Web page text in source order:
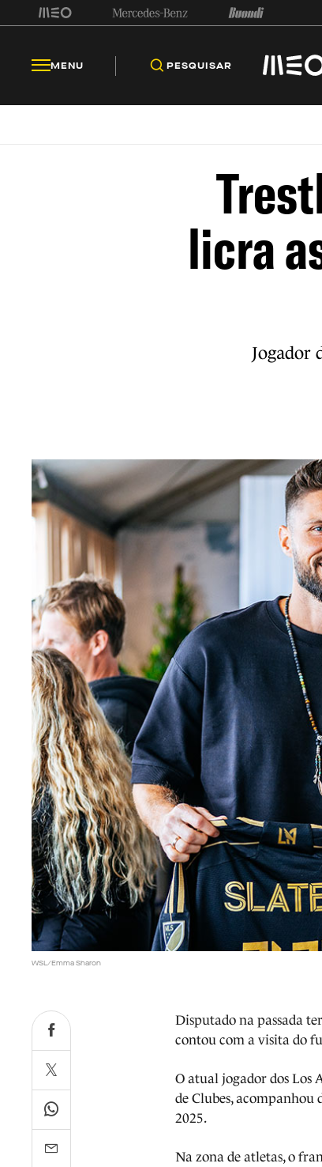
MENU PESQUISAR
licra
Jogador
WSL/Emma Sharon
Disputado na passada
contou com a visita do
O atual jogador dos Los
de Clubes, acompanhou
2025.
Na zona de atletas, o